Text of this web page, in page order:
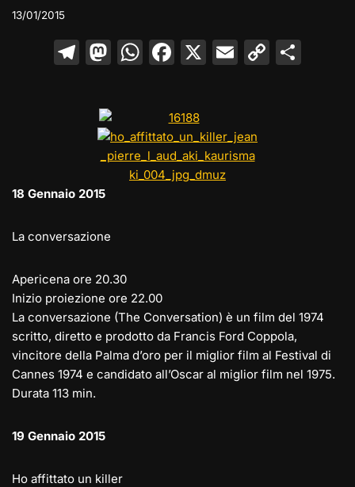
13/01/2015
T
e
gr
M
o
d
o
W
s
A
p
F
e
b
o
X E
l
C
18 Gennaio 2015
La conversazione
Apericena ore 20.30
Inizio proiezione ore 22.00
La conversazione (The Conversation) è un film del 1974
scritto, diretto e prodotto da Francis Ford Coppola,
vincitore della Palma d’oro per il miglior film al Festival di
Cannes 1974 e candidato all’Oscar al miglior film nel 1975.
Durata 113 min.
19 Gennaio 2015
Ho affittato un killer